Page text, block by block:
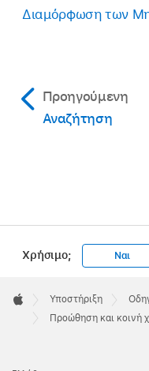
Διαμόρφωση των
Προηγούμενη
Αναζήτηση
Χρήσιμο; Ναι
Footer

Apple
Υποστήριξη
Προώθηση και κοινή